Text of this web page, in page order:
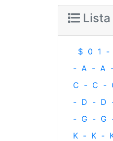
Lista
$ 0 1 -
- A - A
C - C -
- D - D
- G - G
K - K -